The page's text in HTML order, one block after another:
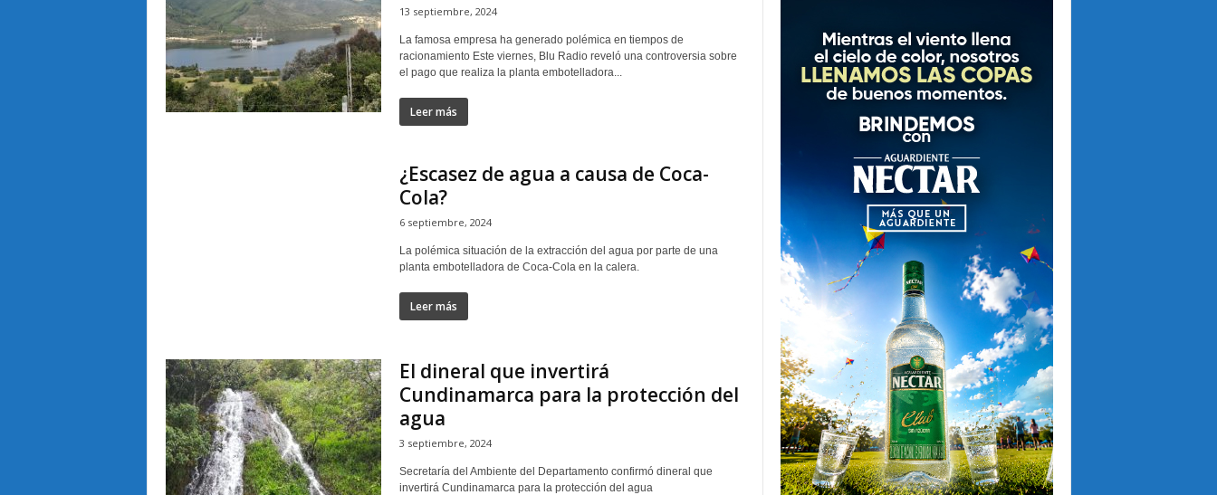
13 septiembre, 2024
La famosa empresa ha generado polémica en tiempos de
racionamiento Este viernes, Blu Radio reveló una controversia sobre
el pago que realiza la planta embotelladora...
Leer más
¿Escasez de agua a causa de Coca-
Cola?
6 septiembre, 2024
La polémica situación de la extracción del agua por parte de una
planta embotelladora de Coca-Cola en la calera.
Leer más
El dineral que invertirá
Cundinamarca para la protección del
agua
3 septiembre, 2024
Secretaría del Ambiente del Departamento confirmó dineral que
invertirá Cundinamarca para la protección del agua